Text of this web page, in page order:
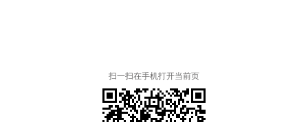
扫一扫在手机打开当前页